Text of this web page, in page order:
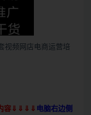
视频网店电商运营培
内容⇓⇓⇓⇓ 电脑右边侧